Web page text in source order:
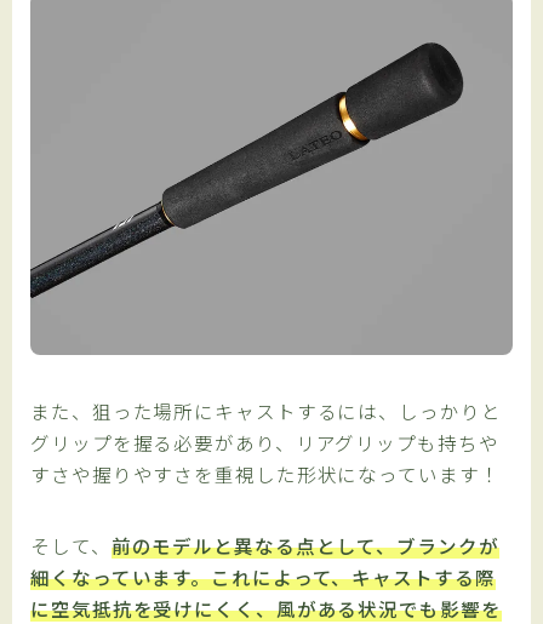
また、狙った場所にキャストするには、しっかりと
グリップを握る必要があり、リアグリップも持ちや
すさや握りやすさを重視した形状になっています！
そして、 前のモデルと異なる点として、ブランクが
細くなっています。これによって、キャストする際
に空気抵抗を受けにくく、風がある状況でも影響を